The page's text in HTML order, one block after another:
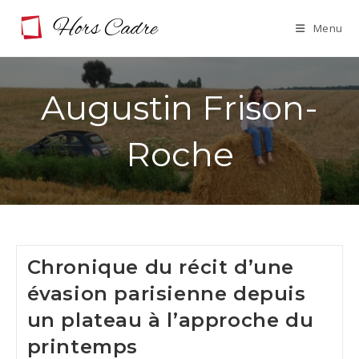
Menu
Augustin Frison-
Roche
Chronique du récit d’une
évasion parisienne depuis
un plateau à l’approche du
printemps